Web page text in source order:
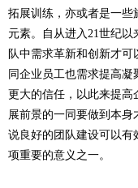
拓展训练，亦或者是一些
元素。自从进入21世纪
队中需求革新和创新才
同企业员工也需求提高
更大的信任，以此来提
展前景的一同要做到本
说良好的团队建设可以有
项重要的意义之一。